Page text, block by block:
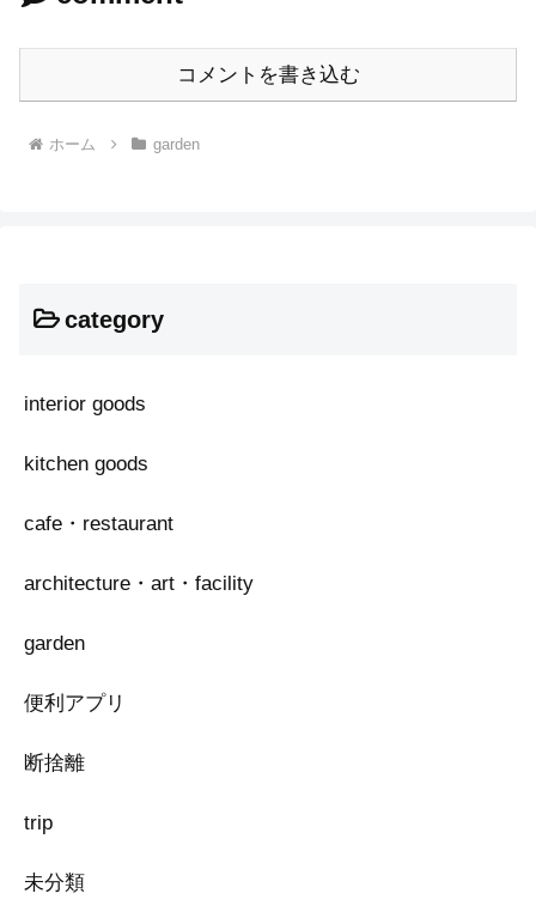
コメントを書き込む
ホーム garden
category
interior goods
kitchen goods
cafe・restaurant
architecture・art・facility
garden
便利アプリ
断捨離
trip
未分類